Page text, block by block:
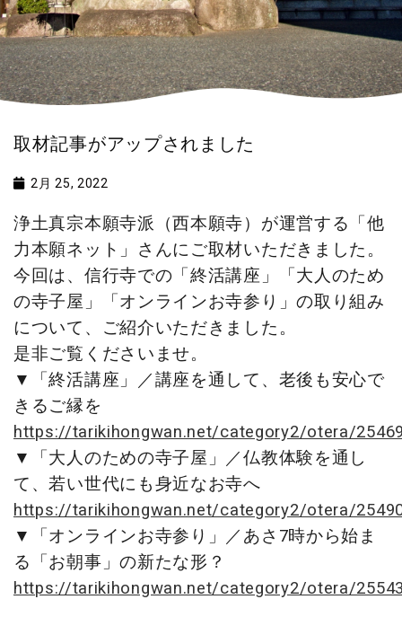
取材記事がアップされました
2月 25, 2022
浄土真宗本願寺派（西本願寺）が運営する「他
力本願ネット」さんにご取材いただきました。
今回は、信行寺での「終活講座」「大人のため
の寺子屋」「オンラインお寺参り」の取り組み
について、ご紹介いただきました。
是非ご覧くださいませ。
▼「終活講座」／講座を通して、老後も安心で
きるご縁を
https://tarikihongwan.net/category2/otera/
▼「大人のための寺子屋」／仏教体験を通し
て、若い世代にも身近なお寺へ
https://tarikihongwan.net/category2/otera/
▼「オンラインお寺参り」／あさ7時から始ま
る「お朝事」の新たな形？
https://tarikihongwan.net/category2/otera/